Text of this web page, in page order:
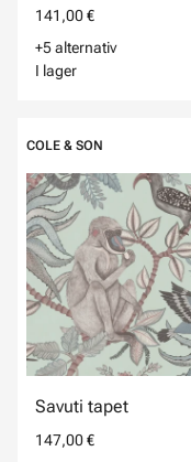
141,00 €
+5 alternativ
I lager
COLE & SON
Savuti tapet
147,00 €